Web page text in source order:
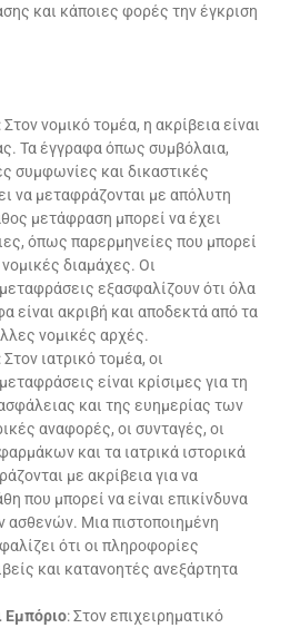
και κάποιες φορές την έγκριση
: Στον νομικό τομέα, η ακρίβεια είναι
Τα έγγραφα όπως συμβόλαια,
συμφωνίες και δικαστικές
να μεταφράζονται με απόλυτη
μετάφραση μπορεί να έχει
όπως παρερμηνείες που μπορεί
διαμάχες. Οι
εξασφαλίζουν ότι όλα
είναι ακριβή και αποδεκτά από τα
νομικές αρχές.
: Στον ιατρικό τομέα, οι
είναι κρίσιμες για τη
και της ευημερίας των
αναφορές, οι συνταγές, οι
και τα ιατρικά ιστορικά
με ακρίβεια για να
που μπορεί να είναι επικίνδυνα
ασθενών. Μια πιστοποιημένη
ότι οι πληροφορίες
και κατανοητές ανεξάρτητα
Εμπόριο: Στον επιχειρηματικό